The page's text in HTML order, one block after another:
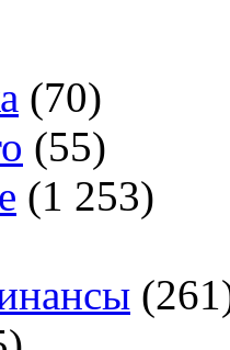
(70)
(55)
(1 253)